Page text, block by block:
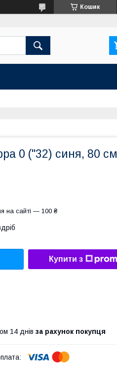
Кошик
0 ("32) синя, 80 см
на сайті — 100 ₴
Купити з
14 днів за рахунок покупця